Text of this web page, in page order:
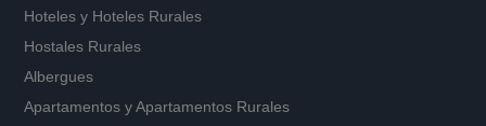
Hoteles y Hoteles Rurales
Hostales Rurales
Albergues
Apartamentos yApartamentos Rurales